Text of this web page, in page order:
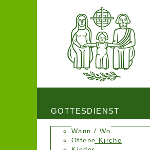
GOTTESDIENST
Wann / Wo
Offene Kirche